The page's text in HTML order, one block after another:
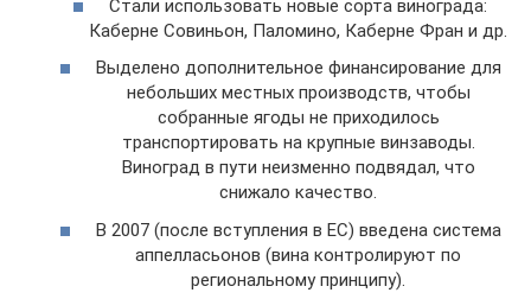
Стали использовать новые сорта винограда:
Каберне Совиньон, Паломино, Каберне Фран и др.
Выделено дополнительное финансирование для
небольших местных производств, чтобы
собранные ягоды не приходилось
транспортировать на крупные винзаводы.
Виноград в пути неизменно подвядал, что
снижало качество.
В 2007 (после вступления в ЕС) введена система
аппелласьонов (вина контролируют по
региональному принципу).